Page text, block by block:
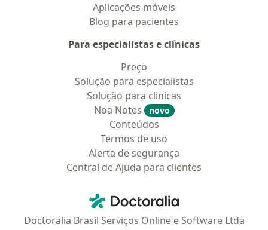
Aplicações móveis
Blog para pacientes
Para especialistas e clínicas
Preço
Solução para especialistas
Solução para clinicas
Noa Notes
novo
Conteúdos
Termos de uso
Alerta de segurança
Central de Ajuda para clientes
Doctoralia - Homepage
Doctoralia Brasil Serviços Online e Software Ltda